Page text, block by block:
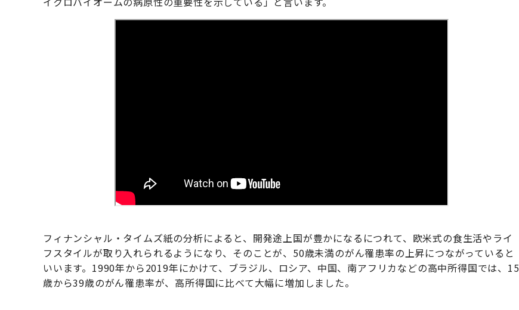
フィナンシャル・タイムズ紙の分析によると、開発途上国が豊かになるにつれて、欧米式の食生活やライ
フスタイルが取り入れられるようになり、そのことが、50歳未満のがん罹患率の上昇につながっていると
いいます。1990年から2019年にかけて、ブラジル、ロシア、中国、南アフリカなどの高中所得国では、15
歳から39歳のがん罹患率が、高所得国に比べて大幅に増加しました。